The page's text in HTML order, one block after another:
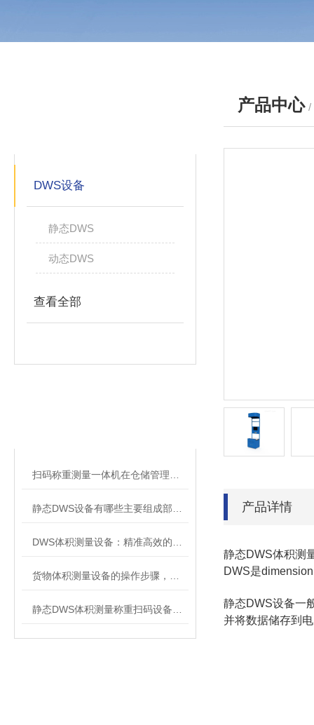
DWS设备
静态DWS
动态DWS
查看全部
产品中心 /
产品详情
静态DWS体积测
DWS是
静态DWS设备一
并将数据储存到